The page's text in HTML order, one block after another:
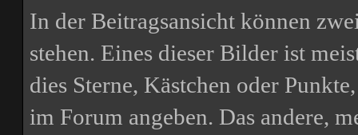
In der Beitragsansicht können
stehen. Eines dieser Bilder ist
dies Sterne, Kästchen oder
im Forum angeben. Das andere,